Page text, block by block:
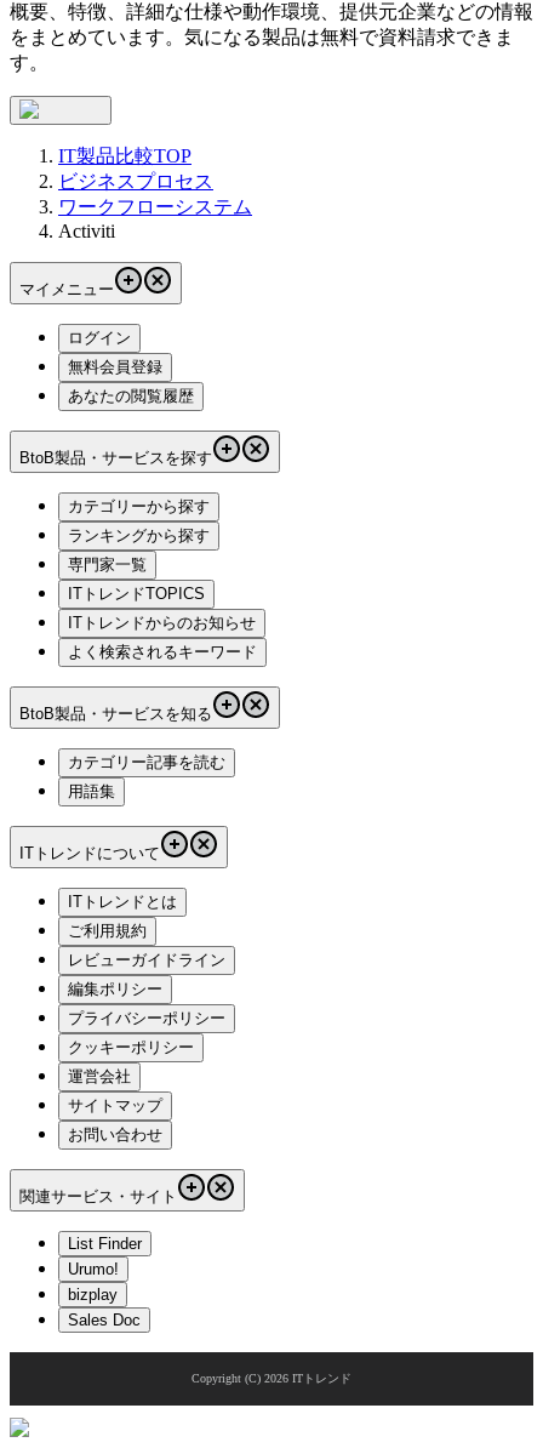
概要、特徴、詳細な仕様や動作環境、提供元企業などの情報
をまとめています。気になる製品は無料で資料請求できま
す。
IT製品比較TOP
ビジネスプロセス
ワークフローシステム
Activiti
マイメニュー
ログイン
無料会員登録
あなたの閲覧履歴
BtoB製品・サービスを探す
カテゴリーから探す
ランキングから探す
専門家一覧
ITトレンドTOPICS
ITトレンドからのお知らせ
よく検索されるキーワード
BtoB製品・サービスを知る
カテゴリー記事を読む
用語集
ITトレンドについて
ITトレンドとは
ご利用規約
レビューガイドライン
編集ポリシー
プライバシーポリシー
クッキーポリシー
運営会社
サイトマップ
お問い合わせ
関連サービス・サイト
List Finder
Urumo!
bizplay
Sales Doc
Copyright (C) 2026 ITトレンド